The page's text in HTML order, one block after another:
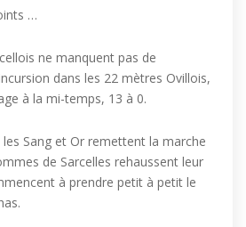
…
ne manquent pas de
dans les 22 mètres Ovillois,
à la mi-temps, 13 à 0.
Sang et Or remettent la marche
de Sarcelles rehaussent leur
à prendre petit à petit le